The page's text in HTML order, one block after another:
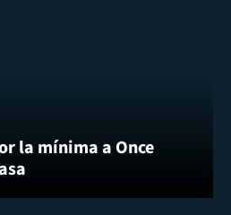
la mínima a Once